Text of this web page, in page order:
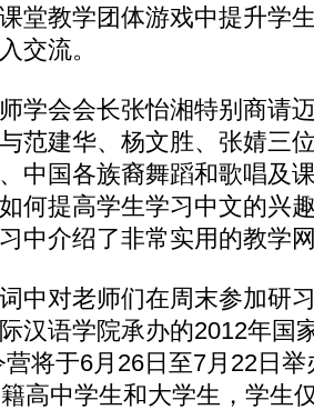
堂教学团体游戏中提升学
交流。
会会长张怡湘特别商请
范建华、杨文胜、张婧三
中国各族裔舞蹈和歌唱及
何提高学生学习中文的兴
中介绍了非常实用的教学
对老师们在周末参加研
汉语学院承办的2012年国
营将于6月26日至7月22日
高中学生和大学生，学生